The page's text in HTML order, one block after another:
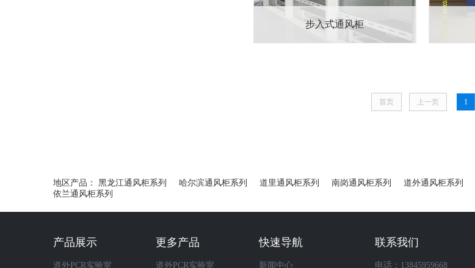
步入式通风柜
首页 上一页 1
地区产品： 黑龙江通风柜系列 哈尔滨通风柜系列 道里通风柜系列 南岗通风柜系列 道外通风柜系列
依兰通风柜系列
产品展示
道外PCR实验室
更多产品
道外PCR实验室
快速导航
新闻中心
联系我们
电话：13845959668